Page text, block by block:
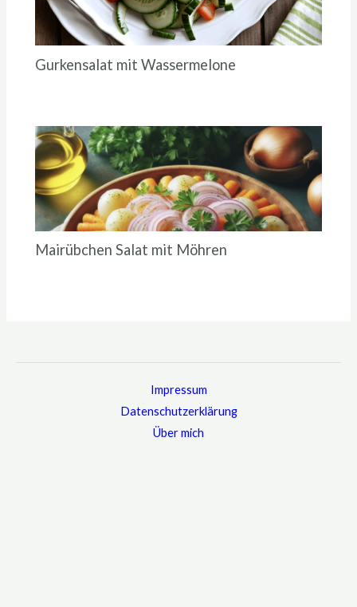
Gurkensalat mit Wassermelone
Mairübchen Salat mit Möhren
Impressum
Datenschutzerklärung
Über mich